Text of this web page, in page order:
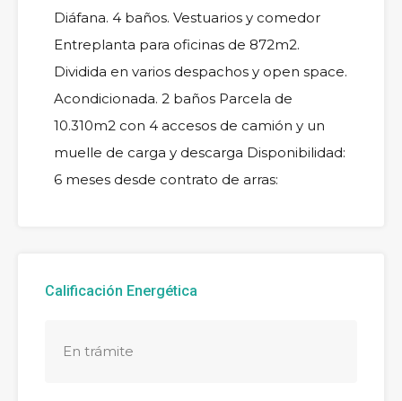
Diáfana. 4 baños. Vestuarios y comedor
Entreplanta para oficinas de 872m2.
Dividida en varios despachos y open space.
Acondicionada. 2 baños Parcela de
10.310m2 con 4 accesos de camión y un
muelle de carga y descarga Disponibilidad:
6 meses desde contrato de arras:
Calificación Energética
En trámite